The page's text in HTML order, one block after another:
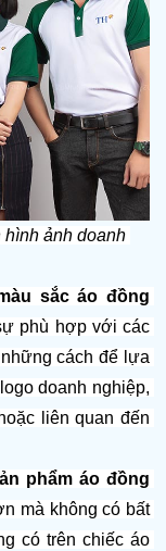
hình ảnh doanh
sắc áo đồng
phù hợp với các
cách để lựa
doanh nghiệp,
liên quan đến
phẩm áo đồng
mà không có bất
có trên chiếc áo